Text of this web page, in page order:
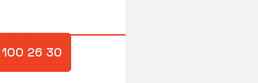
26 30